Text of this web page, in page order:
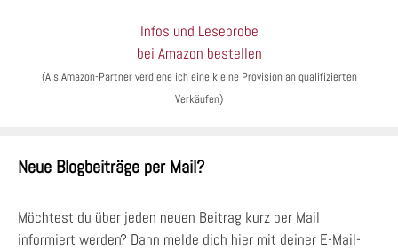
Infos und Leseprobe
bei Amazon bestellen
(Als Amazon-Partner verdiene ich eine kleine Provision an qualifizierten
Verkäufen)
Neue Blogbeiträge per Mail?
Möchtest du über jeden neuen Beitrag kurz per Mail
informiert werden? Dann melde dich hier mit deiner E-Mail-